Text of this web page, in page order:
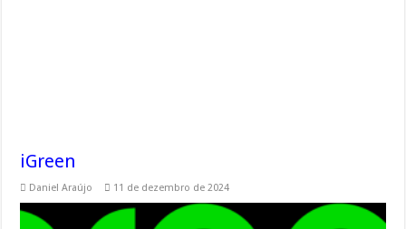
iGreen
Daniel Araújo 11 de dezembro de 2024